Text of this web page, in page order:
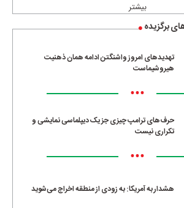
بیشتر
برگزیده
تهدیدهای امروز واشنگتن ادامه همان ذهنیت
هیروشیماست
•••
حرف‌های ترامپ چیزی جز یک دیپلماسی نمایشی و
تکراری نیست
•••
هشدار به آمریکا: به زودی از منطقه اخراج می‌شوید